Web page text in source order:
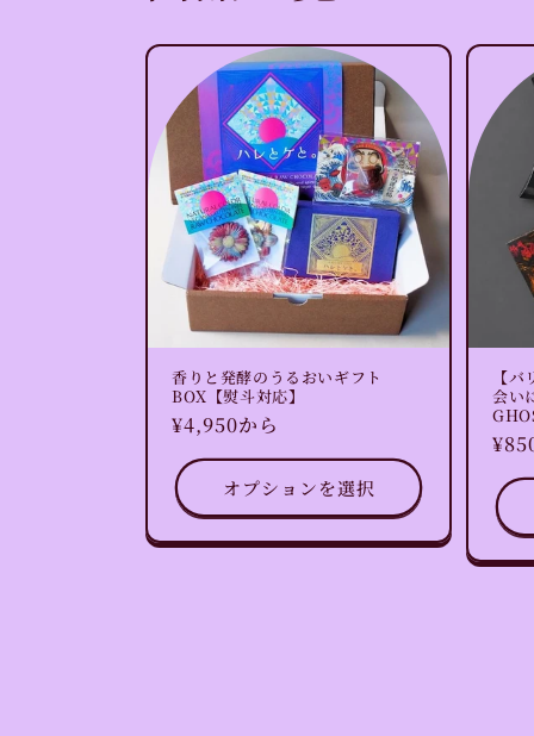
香りと発酵のうるおいギフト
BOX【熨斗対応】
通
価
格
¥4,950から
オプションを選択
【
会い
通
価
格